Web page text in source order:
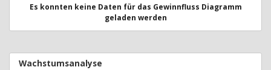
Es konnten keine Daten für das Gewinnfluss Diagramm
geladen werden
Wachstumsanalyse